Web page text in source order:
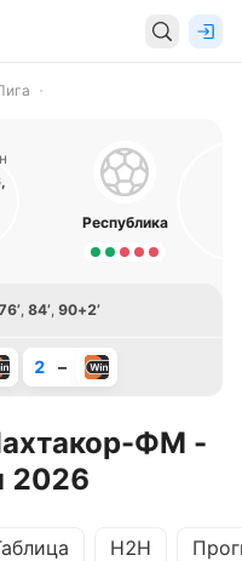
Республика
76’, 84’, 90+2’
2 –
ФМ -
2026
H2H